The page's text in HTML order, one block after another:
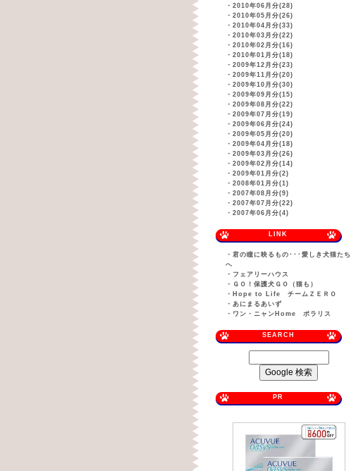
・ 2010年06月分(28)
・ 2010年05月分(26)
・ 2010年04月分(33)
・ 2010年03月分(22)
・ 2010年02月分(16)
・ 2010年01月分(18)
・ 2009年12月分(23)
・ 2009年11月分(20)
・ 2009年10月分(30)
・ 2009年09月分(15)
・ 2009年08月分(22)
・ 2009年07月分(19)
・ 2009年06月分(24)
・ 2009年05月分(20)
・ 2009年04月分(18)
・ 2009年03月分(26)
・ 2009年02月分(14)
・ 2009年01月分(2)
・ 2008年01月分(1)
・ 2007年08月分(9)
・ 2007年07月分(22)
・ 2007年06月分(4)
LINK
・ 君の瞳に映るもの･･･愛しき犬猫たち
へ
・ フェアリーハウス
・ ＧＯ！保護犬ＧＯ（猫も）
・ Hope to Life チームＺＥＲＯ
・ あにまるあいず
・ ワン・ニャンHome ポラリス
SEARCH
PR